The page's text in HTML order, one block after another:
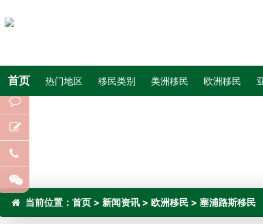
首页 热门地区 移民类别 美洲移民 欧洲移民
当前位置： 首页 > 新闻资讯 > 欧洲移民 > 塞浦路斯移民